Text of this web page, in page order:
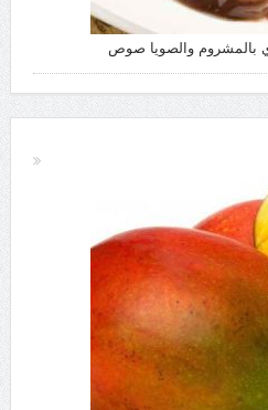
بالمشروم والصويا صوص